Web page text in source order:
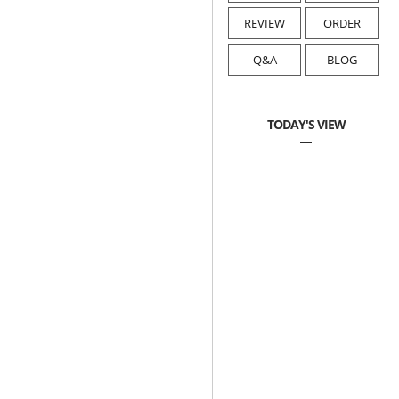
REVIEW ORDER
Q&A BLOG
TODAY'S VIEW